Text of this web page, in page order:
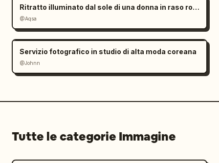
Ritratto illuminato dal sole di una donna in raso rosso
@Aqsa
Servizio fotografico in studio di alta moda coreana
@Johnn
Tutte le categorie Immagine